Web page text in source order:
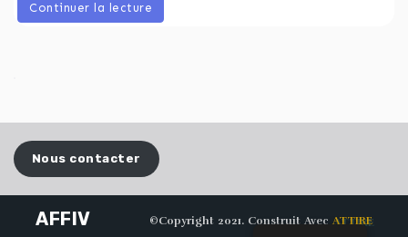
Continuer la lecture
Nous contacter
AFFIV ©Copyright 2021. Construit Avec ATTIRE